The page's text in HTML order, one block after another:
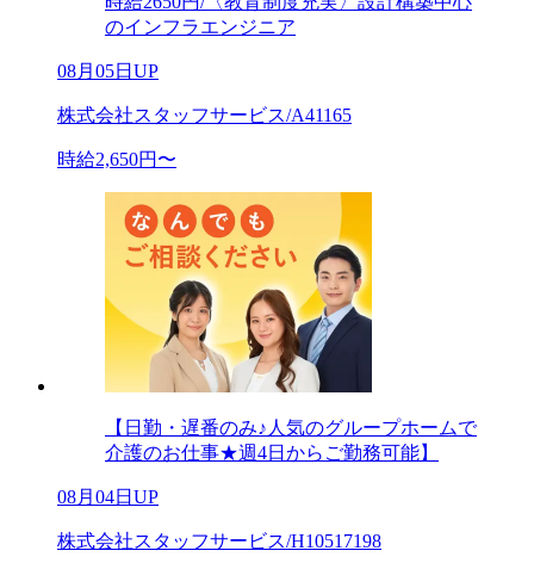
のインフラエンジニア
08月05日UP
株式会社スタッフサービス/A41165
時給2,650円〜
【日勤・遅番のみ♪人気のグループホームで
介護のお仕事★週4日からご勤務可能】
08月04日UP
株式会社スタッフサービス/H10517198